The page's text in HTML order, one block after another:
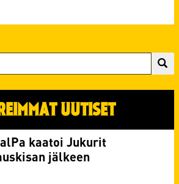
UUTISET
kaatoi Jukurit
jälkeen